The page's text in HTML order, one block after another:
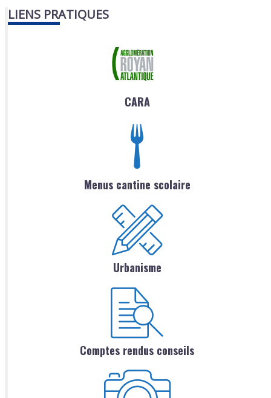
LIENS PRATIQUES
CARA
Menus cantine scolaire
Urbanisme
Comptes rendus conseils